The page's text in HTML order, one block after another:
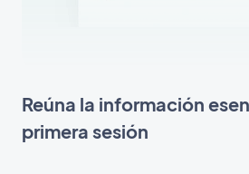
Reúna la información
primera sesión